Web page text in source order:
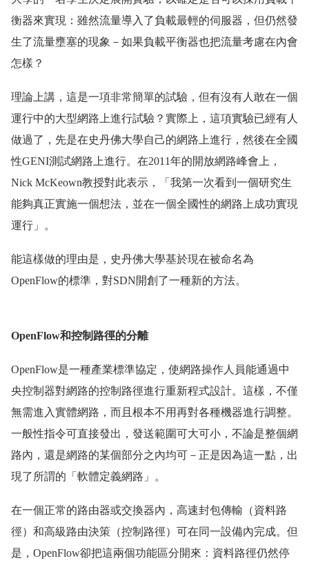
衡器來實現：雖然流量導入了負載最輕的伺服器，但仍然發
生了流量壅塞的現象－如果負載平衡器也把流量考慮在內會
怎樣？
理論上講，這是一項非常簡單的試驗，但有沒有人敢在一個
運行中的大型網路上進行試驗？實際上，這項實驗已經有人
做過了，先是在史丹佛大學自己的網路上進行，然後在全國
性GENI測試網路上進行。在2011年的開放網路峰會上，
Nick McKeown教授對此表示，「我第一次看到一個研究生
能夠真正實施一個想法，並在一個全國性的網路上成功實現
運行」。
能這樣做的理由是，史丹佛大學基於現在被命名為
OpenFlow的標準，對SDN開創了一種新的方法。
OpenFlow和控制路徑的分離
OpenFlow是一種產業標準協定，使網路操作人員能通過中
央控制器對網路的控制路徑進行重新程式設計。這樣，不僅
無需進入實體網路，而且根本不用再對各種機器進行調整。
一般性指令可直接發出，發送範圍可大可小，不論是整個網
路內，還是網路的某個部分之內均可－正是因為這一點，出
現了所謂的「軟體定義網路」。
在一個正常的路由器或交換器內，高速封包傳輸（資料路
徑）和高級路由決策（控制路徑）可在同一設備內完成。但
是，OpenFlow卻把這兩個功能區分開來：資料路徑仍然停